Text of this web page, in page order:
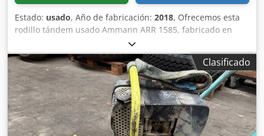
Estado: usado, Año de fabricación: 2018, Ofrecemos esta
rodillo tándem usado Ammann ARR 1585, fabricado en
2018. Tipo: ARR 1585 Número de serie: 558D063 Peso en
funcionamiento: 1.395 kg Peso máximo: 1.405 kg Potencia
nominal: 13,2 kW Año de fabricación: 2018 Dodpfx
Aezddcpom Tjkr Si tiene alguna pregunta o necesita más
información, no dude en enviarnos un mensaje o
llamarnos.
Clasificado